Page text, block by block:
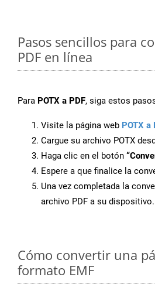
Pasos sencillos para
PDF en línea
Para POTX a PDF, siga estos
Visite la página web POTX a
Cargue su archivo POTX
Haga clic en el botón
Espere a que finalice la
Una vez completada la
archivo PDF a su dispositivo.
Cómo convertir una
formato EMF